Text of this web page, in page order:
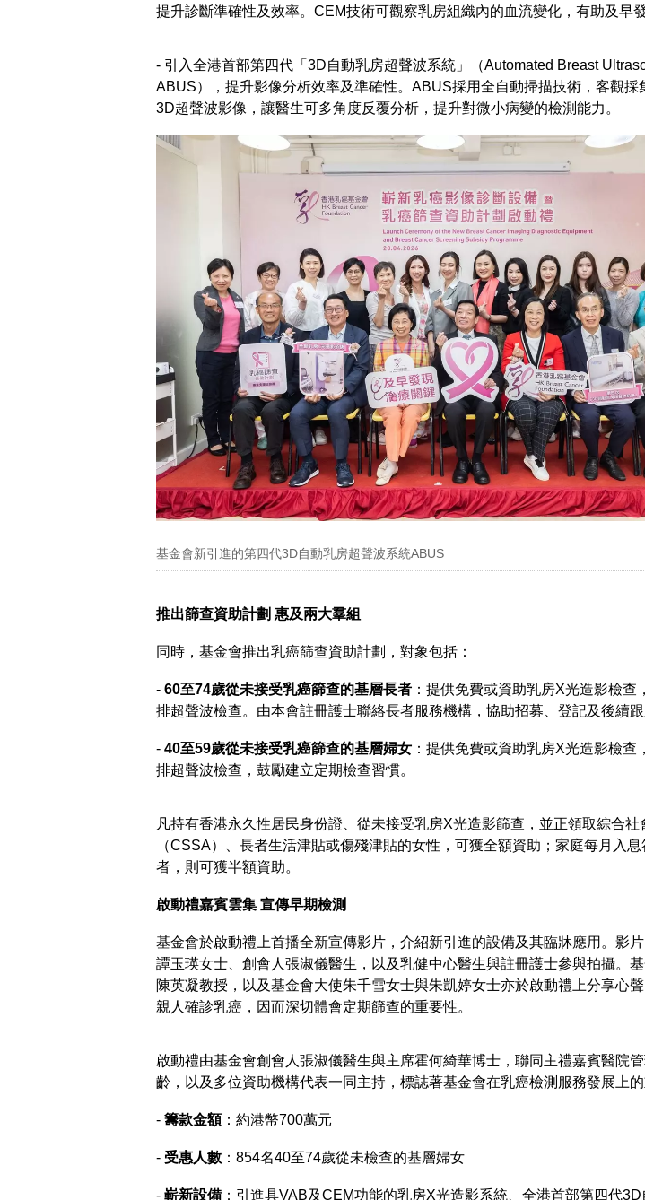
提升診斷準確性及效率。CEM技術可觀察乳房組織內的血流變化，有助及早
- 引入全港首部第四代「3D自動乳房超聲波系統」（Automated Breast
ABUS），提升影像分析效率及準確性。ABUS採用全自動掃描技術，客觀採
3D超聲波影像，讓醫生可多角度反覆分析，提升對微小病變的檢測能力。
基金會新引進的第四代3D自動乳房超聲波系統ABUS
推出篩查資助計劃 惠及兩大羣組
同時，基金會推出乳癌篩查資助計劃，對象包括：
- 60至74歲從未接受乳癌篩查的基層長者 ：提供免費或資助乳房X光造影檢查
排超聲波檢查。由本會註冊護士聯絡長者服務機構，協助招募、登記及後續跟
- 40至59歲從未接受乳癌篩查的基層婦女 ：提供免費或資助乳房X光造影檢查
排超聲波檢查，鼓勵建立定期檢查習慣。
凡持有香港永久性居民身份證、從未接受乳房X光造影篩查，並正領取綜合社
（CSSA）、長者生活津貼或傷殘津貼的女性，可獲全額資助；家庭每月入
者，則可獲半額資助。
啟動禮嘉賓雲集 宣傳早期檢測
基金會於啟動禮上首播全新宣傳影片，介紹新引進的設備及其臨牀應用。影
譚玉瑛女士、創會人張淑儀醫生，以及乳健中心醫生與註冊護士參與拍攝。
陳英凝教授，以及基金會大使朱千雪女士與朱凱婷女士亦於啟動禮上分享心
親人確診乳癌，因而深切體會定期篩查的重要性。
啟動禮由基金會創會人張淑儀醫生與主席霍何綺華博士，聯同主禮嘉賓醫院
齡，以及多位資助機構代表一同主持，標誌著基金會在乳癌檢測服務發展上的
- 籌款金額：約港幣700萬元
- 受惠人數 ：854名40至74歲從未檢查的基層婦女
- 嶄新設備 ：引進具VAB及CEM功能的乳房X光造影系統、全港首部第四代